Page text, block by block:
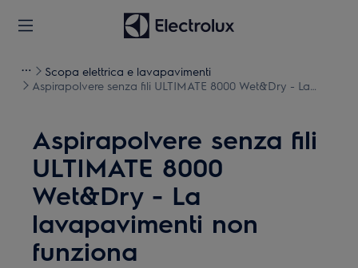
Scopa elettrica e lavapavimenti
Aspirapolvere senza fili ULTIMATE 8000 Wet&Dry - La
Aspirapolvere senza fili
ULTIMATE 8000
Wet&Dry - La
lavapavimenti non
funziona